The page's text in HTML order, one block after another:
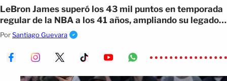
LeBron James superó los 43 mil puntos en temporada
regular de la NBA a los 41 años, ampliando su legado
histórico con los Lakers.
PorSantiago Guevara